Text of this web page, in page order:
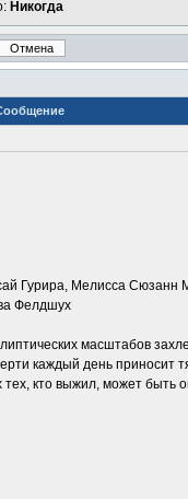
Никогда
Гурира, Мелисса
Фелдшух
масштабов
каждый день приносит
кто выжил, может